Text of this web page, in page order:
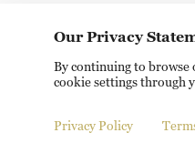
Copyright © 2024
Our Privacy
By continuing to browse
cookie settings through
Privacy Policy